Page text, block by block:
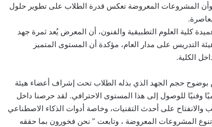
المشروعات المعروضة تعكس قدرة الطلاب على تطوير حلول
كلية العلوم التطبيقية والفنون، أن المعرض يُعد ثمرة جهد
التدريس على مدار العام، مؤكدة أن المستوى المتميز
الكلية.
حجم الجهد الذي بذله الطلاب تحت إشراف أعضاء هيئة
وفنيًا للوصول إلى هذا المستوى الاحترافي. لقد حرصنا داخل
والانفتاح على أحدث التقنيات، وخاصة أدوات الذكاء الاصطناعي
المشروعات المعروضة ، وتابعت ” نحن فخورون بما حققه